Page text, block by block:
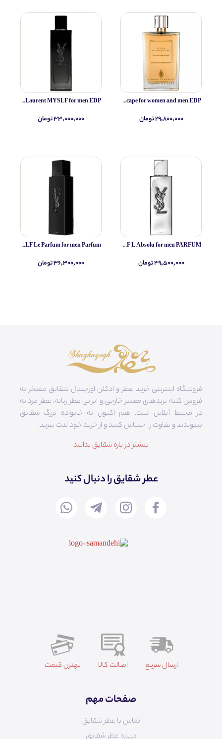
Simone Andreoli Tulum Junglescape for women and men EDP
۲۹,۸۰۰,۰۰۰ تومان
Yves Saint Laurent MYSLF L Absolu for men PARFUM
۴۹,۵۰۰,۰۰۰ تومان
Yves Saint Laurent MYSLF for men EDP
۳۳,۰۰۰,۰۰۰ تومان
Yves Saint Laurent MYSLF Le Parfum for men Parfum
۳۶,۳۰۰,۰۰۰ تومان
فروشگاه اینترنتی خرید عطر و ادکلن اورجینال شقایق مفتخر به
فروش کلیه برندهای معتبر خارجی و ایرانی عطر زنانه، عطر مردانه
در محیط آنلاین است. هم‌ اکنون به خانواده بزرگ شقایق
بپیوندید و تفاوت را احساس کنید و از خرید خود لذت ببرید.
بیشتر در باره شقایق بدانید
عطر شقایق را دنبال کنید
ارسال سریع اصالت کالا بهترن قیمت
صفحات مهم
تماس با عطر شقایق
درباره عطر شقایق